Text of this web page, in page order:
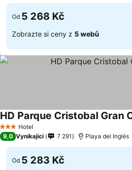
Od 5 268 Kč
Zobrazte si ceny z 5 webů
3 Počet hvězdiček
Hotel
HD Parque Cristobal Gran
9,0 Vynikající 7 291 Playa del Inglés
Od 5 283 Kč